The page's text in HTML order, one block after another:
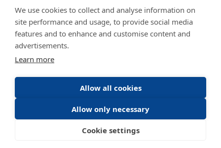
We use cookies to collect and analyse information on
site performance and usage, to provide social media
features and to enhance and customise content and
advertisements.
Learn more
Allow all cookies
Allow only necessary
Cookie settings
Datenschutzbestimmungen
Allgemeine Nutzungsbedingungen DAITEM Capture-Dienste
Cookie Hinweise